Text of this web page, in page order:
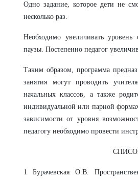
Одно задание, которое дети не
несколько раз.
Необходимо увеличивать
паузы. Постепенно педагог
Таким образом, программа
занятия могут проводить
начальных классов, а также
индивидуальной или парной
зависимости от уровня
педагогу необходимо провести
1 Бурачевская О.В.